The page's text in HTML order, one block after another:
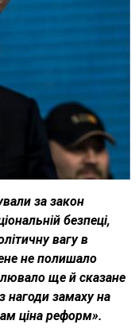
за закон
безпеці,
вагу в
не полишало
ще й сказане
нагоди замаху на
ціна реформ».